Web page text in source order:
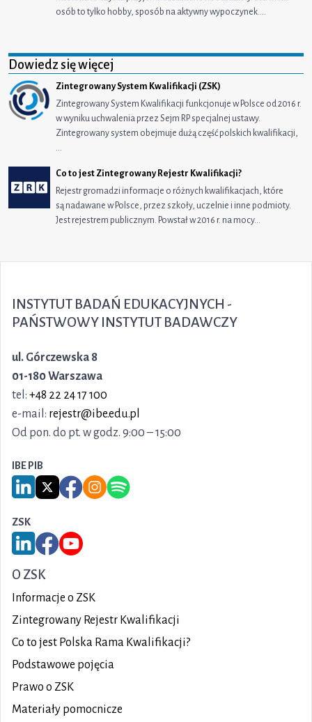
osób to tylko hobby, sposób na aktywny wypoczynek.…
Dowiedz się więcej
Zintegrowany System Kwalifikacji (ZSK)
Zintegrowany System Kwalifikacji funkcjonuje w Polsce od 2016 r.
w wyniku uchwalenia przez Sejm RP specjalnej ustawy.
Zintegrowany system obejmuje dużą część polskich kwalifikacji,
…
Co to jest Zintegrowany Rejestr Kwalifikacji?
Rejestr gromadzi informacje o różnych kwalifikacjach, które
są nadawane w Polsce, przez szkoły, uczelnie i inne podmioty.
Jest rejestrem publicznym. Powstał w 2016 r. na mocy…
INSTYTUT BADAŃ EDUKACYJNYCH -
PAŃSTWOWY INSTYTUT BADAWCZY
ul. Górczewska 8
01-180 Warszawa
tel: +48 22 24 17 100
e-mail: rejestr@ibe.edu.pl
Od pon. do pt. w godz. 9:00 – 15:00
IBE PIB
Link do serwisu LinkedIn IBE PIB
Link do serwisu X IBE PIB
Link do Facebook IBE PIB
Link do Instagram IBE PIB
Link do Spotify IBE PIB
ZSK
Link do serwisu LinkedIn ZSK
Link do Facebook ZSK
Link do YouTube ZSK
O ZSK
Informacje o ZSK
Zintegrowany Rejestr Kwalifikacji
Co to jest Polska Rama Kwalifikacji?
Podstawowe pojęcia
Prawo o ZSK
Materiały pomocnicze